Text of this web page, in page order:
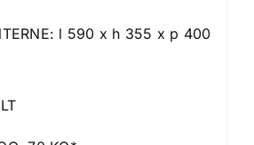
l 590 x h 355 x p 400